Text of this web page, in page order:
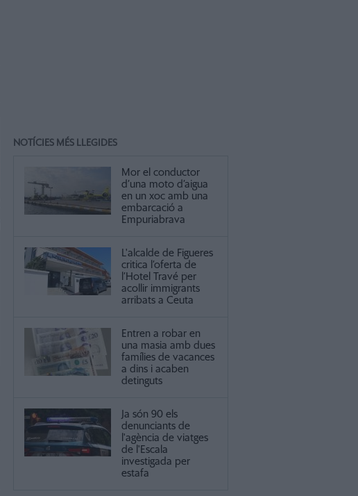
NOTÍCIES MÉS LLEGIDES
Mor el conductor
d’una moto d’aigua
en un xoc amb una
embarcació a
Empuriabrava
L'alcalde de Figueres
critica l’oferta de
l’Hotel Travé per
acollir immigrants
arribats a Ceuta
Entren a robar en
una masia amb dues
famílies de vacances
a dins i acaben
detinguts
Ja són 90 els
denunciants de
l'agència de viatges
de l'Escala
investigada per
estafa